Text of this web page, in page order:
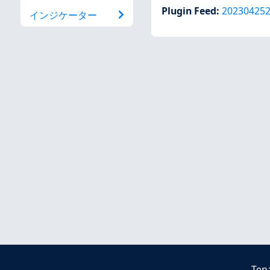
インジケーター
Plugin Feed: